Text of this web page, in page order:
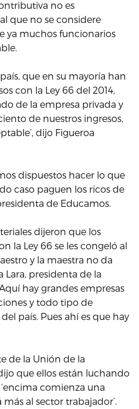
no es
que no se considere
ya muchos funcionarios
que en su mayoría han
con la Ley 66 del 2014,
de la empresa privada y
de nuestros ingresos,
dijo Figueroa
dispuestos hacer lo que
caso paguen los ricos de
de Educamos.
dijeron que los
la Ley 66 se les congeló al
y la maestra no da
Lara, presidenta de la
hay grandes empresas
y todo tipo de
país. Pues ahí es que hay
de la Unión de la
que ellos están luchando
comienza una
al sector trabajador’.